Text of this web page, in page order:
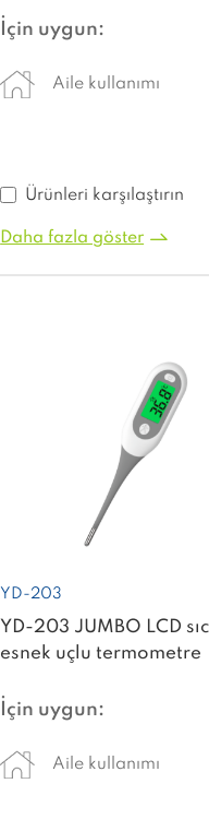
İçin uygun:
Aile kullanımı
Ürünleri karşılaştırın
Daha fazla göster
YD-203
YD-203 JUMBO LCD
esnek uçlu termometre
İçin uygun:
Aile kullanımı